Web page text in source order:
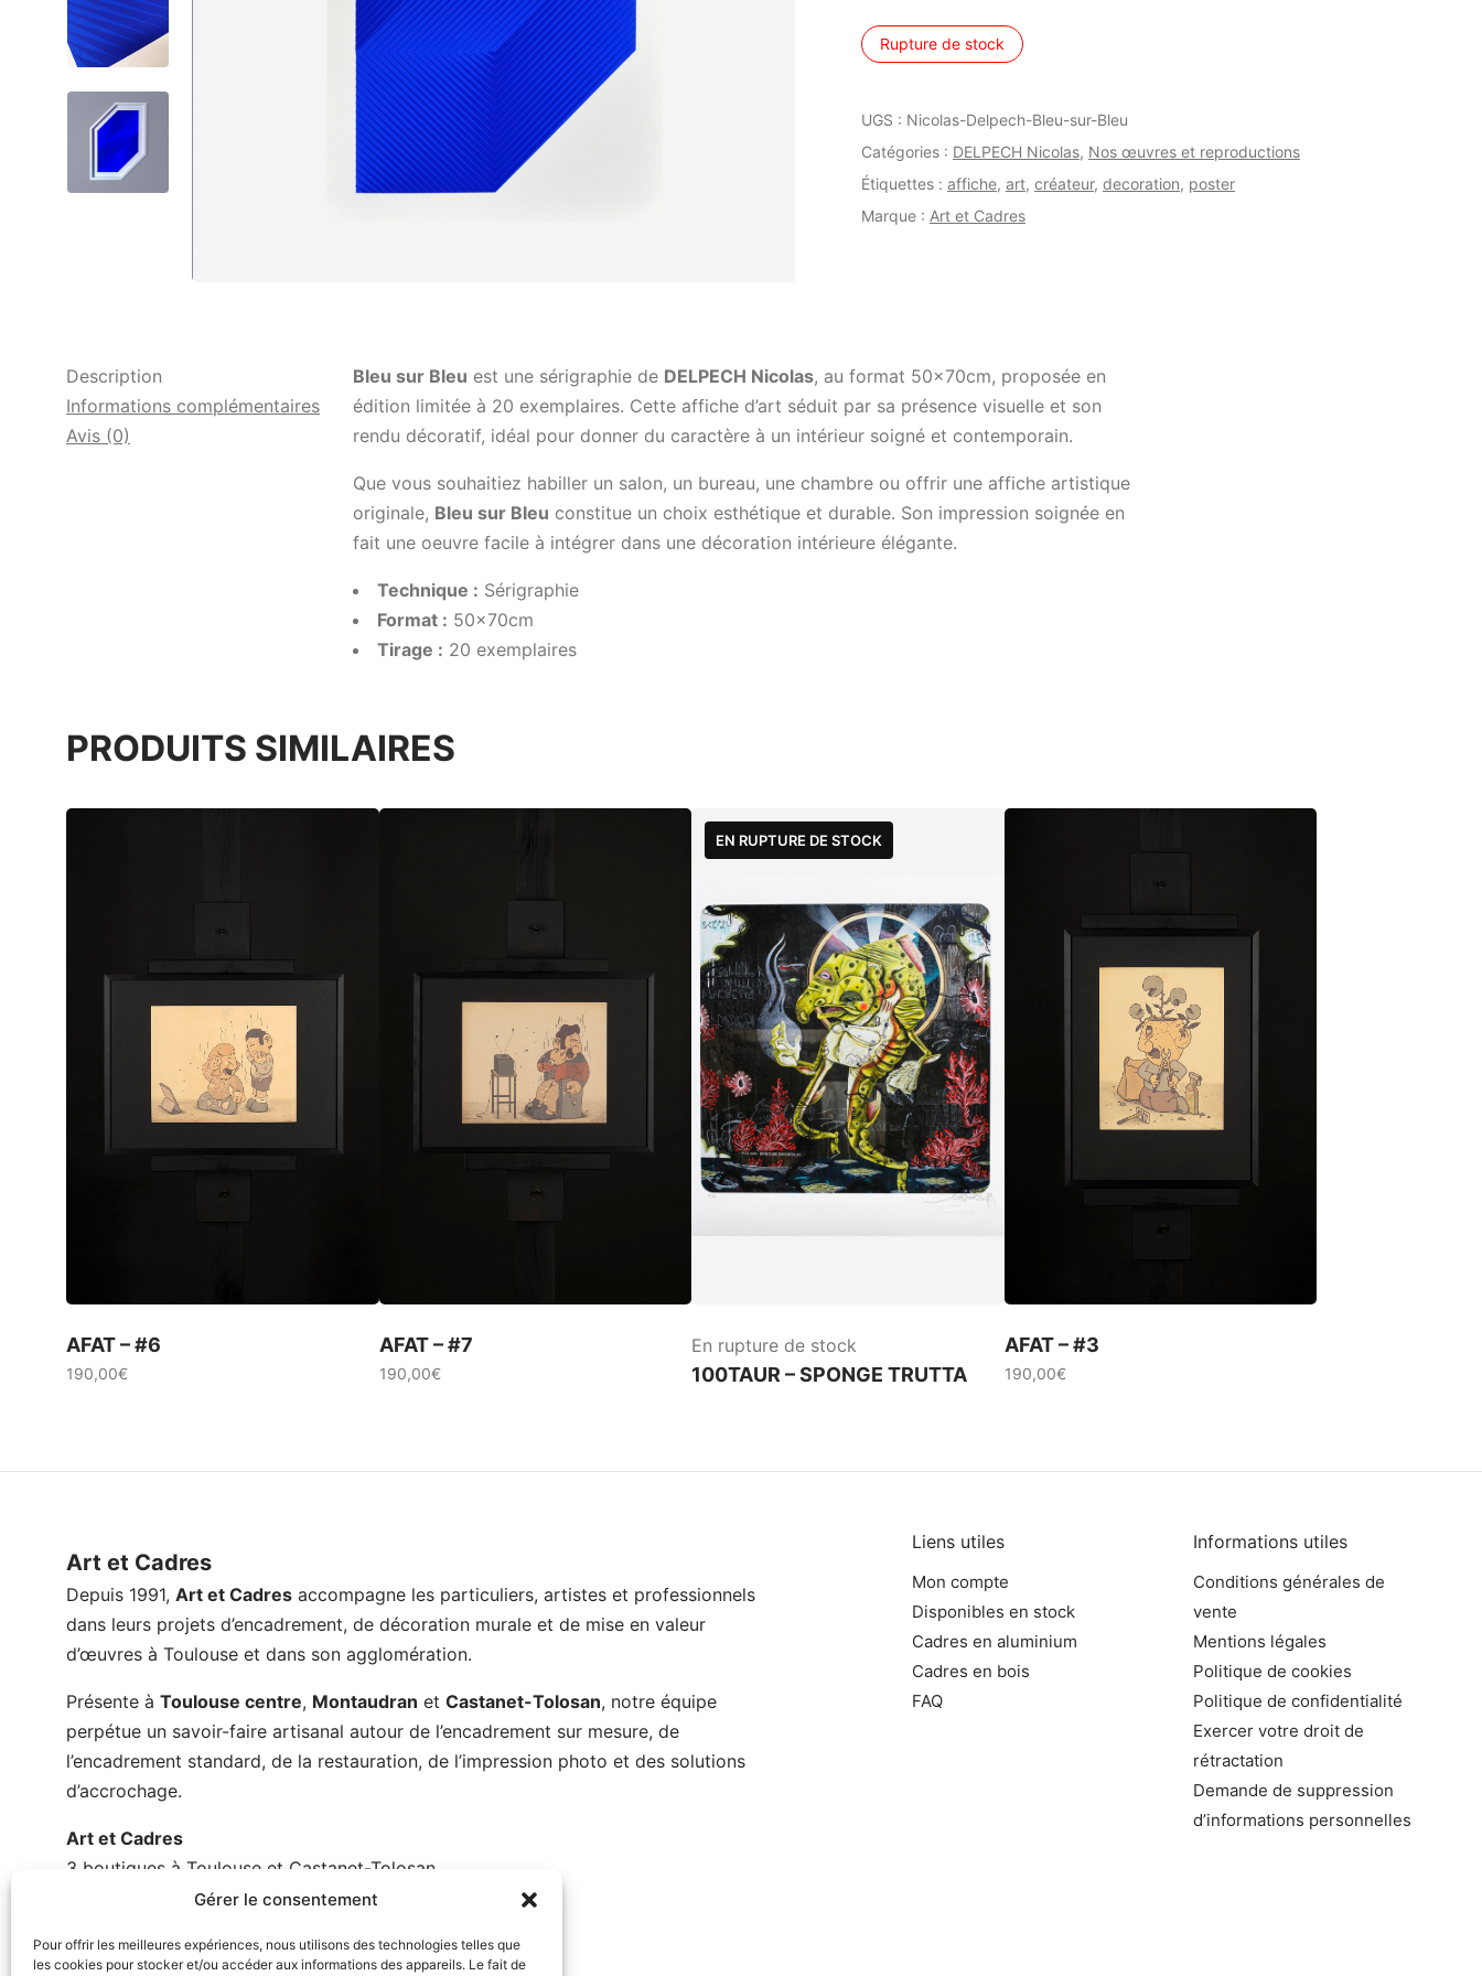
Gérer le consentement
Pour offrir les meilleures expériences, nous utilisons des technologies telles que
les cookies pour stocker et/ou accéder aux informations des appareils. Le fait de
Rupture de stock
UGS : Nicolas-Delpech-Bleu-sur-Bleu
Catégories : DELPECH Nicolas, Nos œuvres et reproductions
Étiquettes : affiche, art, créateur, decoration, poster
Marque : Art et Cadres
Description
Informations complémentaires
Avis (0)
Bleu sur Bleu est une sérigraphie de DELPECH Nicolas, au format 50x70cm, proposée en
édition limitée à 20 exemplaires. Cette affiche d’art séduit par sa présence visuelle et son
rendu décoratif, idéal pour donner du caractère à un intérieur soigné et contemporain.
Que vous souhaitiez habiller un salon, un bureau, une chambre ou offrir une affiche artistique
originale, Bleu sur Bleu constitue un choix esthétique et durable. Son impression soignée en
fait une oeuvre facile à intégrer dans une décoration intérieure élégante.
Technique : Sérigraphie
Format : 50x70cm
Tirage : 20 exemplaires
PRODUITS SIMILAIRES
AFAT – #6
190,00€
AFAT – #7
190,00€
En rupture de stock
100TAUR – SPONGE TRUTTA
AFAT – #3
190,00€
Art et Cadres
Depuis 1991, Art et Cadres accompagne les particuliers, artistes et professionnels
dans leurs projets d’encadrement, de décoration murale et de mise en valeur
d’œuvres à Toulouse et dans son agglomération.
Présente à Toulouse centre, Montaudran et Castanet-Tolosan, notre équipe
perpétue un savoir-faire artisanal autour de l’encadrement sur mesure, de
l’encadrement standard, de la restauration, de l’impression photo et des solutions
d’accrochage.
Art et Cadres
3 boutiques à Toulouse et Castanet-Tolosan
contact@artetcadres.com
Instagram
https://www.facebook.com/encadreurrochelais
LinkedIn
Pinterest
Liens utiles
Mon compte
Disponibles en stock
Cadres en aluminium
Cadres en bois
FAQ
Informations utiles
Conditions générales de
vente
Mentions légales
Politique de cookies
Politique de confidentialité
Exercer votre droit de
rétractation
Demande de suppression
d’informations personnelles